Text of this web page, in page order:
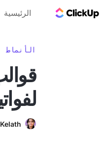
الرئيسية
الأنماط